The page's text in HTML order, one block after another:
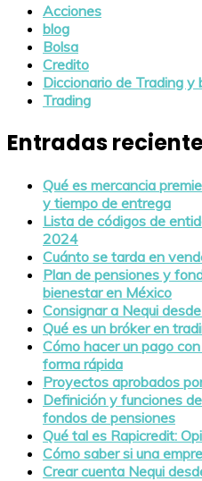
Acciones
blog
Bolsa
Credito
Diccionario de Trading y
Trading
Entradas
Qué es mercancia
y tiempo de entrega
Lista de códigos de
2024
Cuánto se tarda en
Plan de pensiones y
bienestar en México
Consignar a Nequi
Qué es un bróker en
Cómo hacer un pago
forma rápida
Proyectos aprobados
Definición y funciones
fondos de pensiones
Qué tal es Rapicredit:
Cómo saber si una
Crear cuenta Nequi